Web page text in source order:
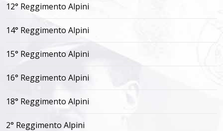
12° Reggimento Alpini
14° Reggimento Alpini
15° Reggimento Alpini
16° Reggimento Alpini
18° Reggimento Alpini
2° Reggimento Alpini